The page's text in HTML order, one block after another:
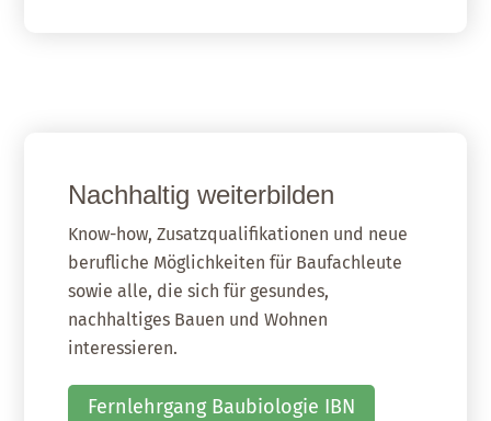
Nachhaltig weiterbilden
Know-how, Zusatzqualifikationen und neue
berufliche Möglichkeiten für Baufachleute
sowie alle, die sich für gesundes,
nachhaltiges Bauen und Wohnen
interessieren.
Fernlehrgang Baubiologie IBN